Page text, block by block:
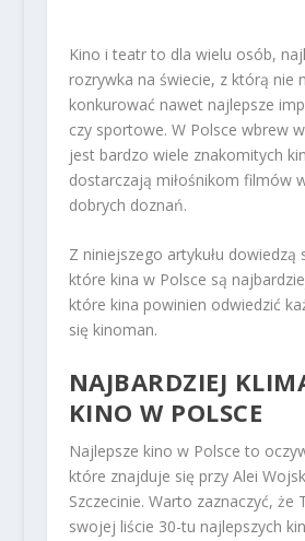
Kino i teatr to dla wielu osób,
rozrywka na świecie, z którą nie
konkurować nawet najlepsze
czy sportowe. W Polsce wbrew
jest bardzo wiele znakomitych
dostarczają miłośnikom filmów
dobrych doznań.
Z niniejszego artykułu dowiedzą
które kina w Polsce są
które kina powinien odwiedzić
się kinoman.
NAJBARDZIEJ
KINO W POLSCE
Najlepsze kino w Polsce to
które znajduje się przy Alei
Szczecinie. Warto zaznaczyć, że
swojej liście 30-tu najlepszych